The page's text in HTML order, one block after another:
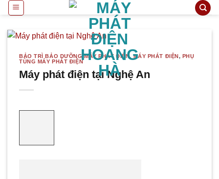
qua
nội
BẢO TRÌ BẢO DƯỠNG MÁY PHÁT ĐIỆN,MÁY PHÁT ĐIỆN , PHỤ
TÙNG MÁY PHÁT ĐIỆN
Máy phát điện tại Nghệ An